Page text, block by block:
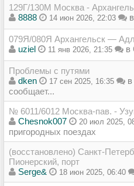
129Г/130М Москва -
8888
14 июн 2026, 22:03 в
079Я/080Я Архангельск —
uziel
11 янв 2026, 21:35 в
Проблемы с путями
dken
17 сен 2025, 16:35 в
сообщает...
№ 6011/6012 Москва-пав. -
Chesnok007
20 июл 2025,
пригородных поездах
(восстановлено) Санкт-
Пионерский, порт
Serge&
18 июн 2025, 06:40